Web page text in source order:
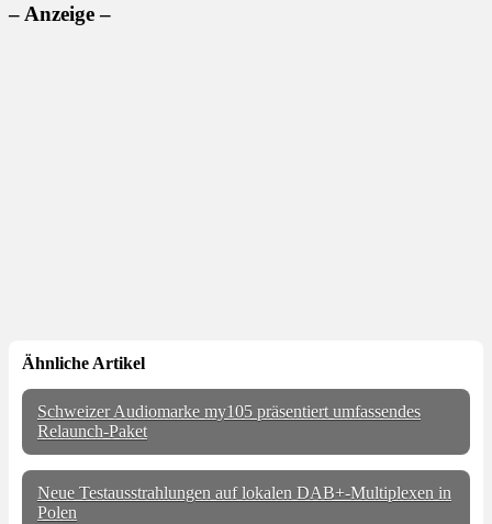
– Anzeige –
Ähnliche Artikel
Schweizer Audiomarke my105 präsentiert umfassendes
Relaunch-Paket
Neue Testausstrahlungen auf lokalen DAB+-Multiplexen in
Polen